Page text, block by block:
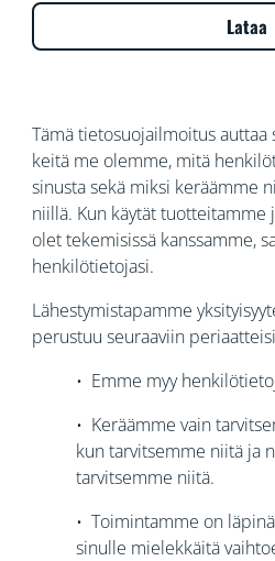
Lataa
Tämä tietosuojailmoitus auttaa
keitä me olemme, mitä
sinusta sekä miksi keräämme
niillä. Kun käytät
olet tekemisissä kanssamme,
henkilötietojasi.
Lähestymistapamme
perustuu seuraaviin
• Emme myy
• Keräämme vain
kun tarvitsemme niitä ja
tarvitsemme niitä.
• Toimintamme on
sinulle mielekkäitä